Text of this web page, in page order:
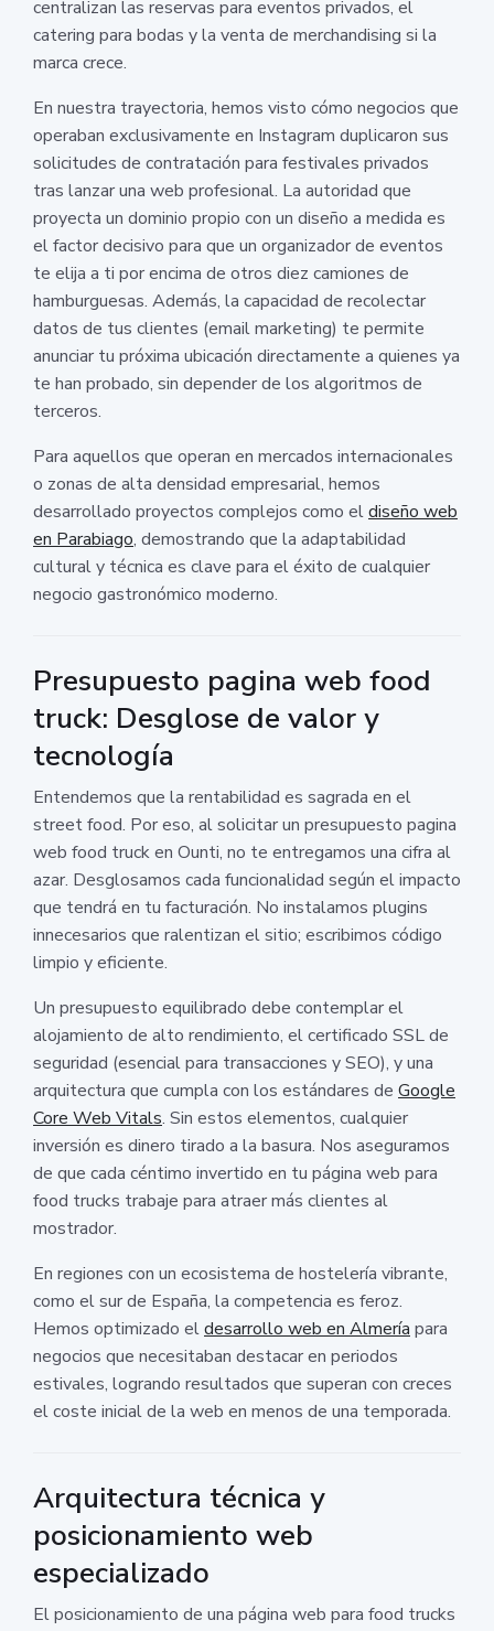
centralizan las reservas para eventos privados, el
catering para bodas y la venta de merchandising si la
marca crece.
En nuestra trayectoria, hemos visto cómo negocios que
operaban exclusivamente en Instagram duplicaron sus
solicitudes de contratación para festivales privados
tras lanzar una web profesional. La autoridad que
proyecta un dominio propio con un diseño a medida es
el factor decisivo para que un organizador de eventos
te elija a ti por encima de otros diez camiones de
hamburguesas. Además, la capacidad de recolectar
datos de tus clientes (email marketing) te permite
anunciar tu próxima ubicación directamente a quienes ya
te han probado, sin depender de los algoritmos de
terceros.
Para aquellos que operan en mercados internacionales
o zonas de alta densidad empresarial, hemos
desarrollado proyectos complejos como eldiseño web
en Parabiago, demostrando que la adaptabilidad
cultural y técnica es clave para el éxito de cualquier
negocio gastronómico moderno.
Presupuesto pagina web food
truck: Desglose de valor y
tecnología
Entendemos que la rentabilidad es sagrada en el
street food. Por eso, al solicitar un presupuesto pagina
web food truck en Ounti, no te entregamos una cifra al
azar. Desglosamos cada funcionalidad según el impacto
que tendrá en tu facturación. No instalamos plugins
innecesarios que ralentizan el sitio; escribimos código
limpio y eficiente.
Un presupuesto equilibrado debe contemplar el
alojamiento de alto rendimiento, el certificado SSL de
seguridad (esencial para transacciones y SEO), y una
arquitectura que cumpla con los estándares de Google
Core Web Vitals. Sin estos elementos, cualquier
inversión es dinero tirado a la basura. Nos aseguramos
de que cada céntimo invertido en tu página web para
food trucks trabaje para atraer más clientes al
mostrador.
En regiones con un ecosistema de hostelería vibrante,
como el sur de España, la competencia es feroz.
Hemos optimizado eldesarrollo web en Almería para
negocios que necesitaban destacar en periodos
estivales, logrando resultados que superan con creces
el coste inicial de la web en menos de una temporada.
Arquitectura técnica y
posicionamiento web
especializado
El posicionamiento de una página web para food trucks